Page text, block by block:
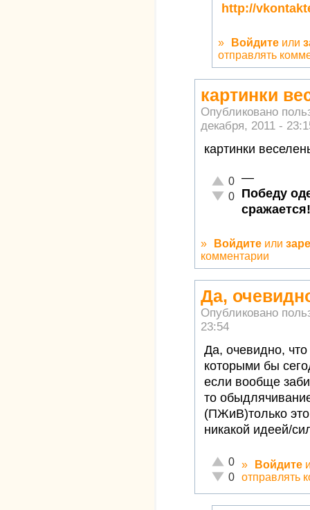
http://
» Войдите или
отправлять
картинки
Опубликовано
декабря, 2011 -
картинки
Отлично!
0
Неадекватно!
0
—
Победу
сражается!
» Войдите или
комментарии
Да,
Опубликовано
23:54
Да, очевидно,
которыми бы
если вообще
то
(ПЖиВ)только
никакой идеей/
Отлично!
0
Неадекватно!
0
» Войдите
отправлять